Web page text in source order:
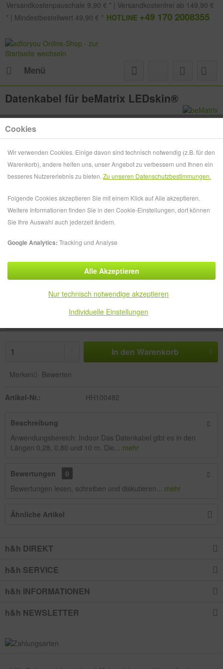
Versandkostenpauschale 9,90 € * | Versandkostenfrei ab 149,90 €
* | Mindestbestellwert 49,90 € * HOTLINE +49 170 2008355
Menü
Datenkabel für beMatrix LEDskin®
26,49 € *
zzgl. MwSt.zzgl. Versandkosten
Lieferzeit ca. 8-10 Werktage
In den Warenkorb
Merken Bewerten
Artikel-Nr.: HH100482
Beschreibung
Anwendungsbereich: Indoor Das Datenkabel gibt es in den
Längen 0,28, 0,80 und 10 m. Die... mehr
Bewertungen
0
Bewertungen lesen, schreiben und diskutieren... mehr
Ähnliche Artikel
h&h DIREKT
h&h SERVICE
h&h INFORMATIONEN
h&h NEWSLETTER
Cookies
Wir verwenden Cookies. Einige davon sind technisch notwendig (z.B. für den
Warenkorb), andere helfen uns, unser Angebot zu verbessern und Ihnen ein
besseres Nutzererlebnis zu bieten. Zu unseren Datenschutzbestimmungen.
Folgende Cookies akzeptieren Sie mit einem Klick auf Alle akzeptieren.
Weitere Informationen finden Sie in den Cookie-Einstellungen, dort können
Sie Ihre Auswahl auch jederzeit ändern.
Google Analytics: Tracking und Analyse
Individuelle Einstellungen
Nur technisch notwendige akzeptieren
Alle Akzeptieren